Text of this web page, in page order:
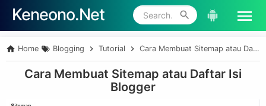
Skip to main content
Keneono.Net
Home Blogging Tutorial Cara Membuat Sitemap atau Daftar Isi Blogger
Cara Membuat Sitemap atau Daftar Isi
Blogger